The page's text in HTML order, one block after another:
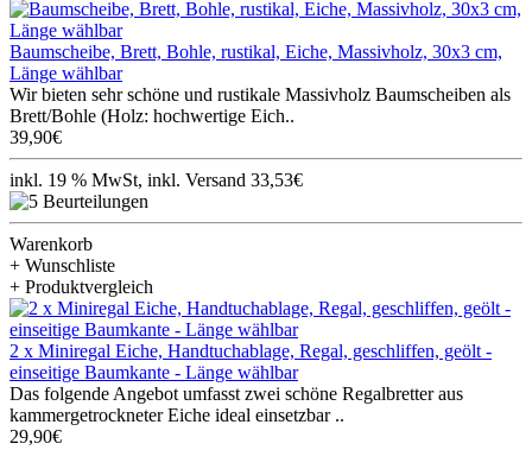
Baumscheibe, Brett, Bohle, rustikal, Eiche, Massivholz, 30x3 cm,
Länge wählbar
Wir bieten sehr schöne und rustikale Massivholz Baumscheiben als
Brett/Bohle (Holz: hochwertige Eich..
39,90€
inkl. 19 % MwSt, inkl. Versand 33,53€
Warenkorb
+ Wunschliste
+ Produktvergleich
2 x Miniregal Eiche, Handtuchablage, Regal, geschliffen, geölt -
einseitige Baumkante - Länge wählbar
Das folgende Angebot umfasst zwei schöne Regalbretter aus
kammergetrockneter Eiche ideal einsetzbar ..
29,90€